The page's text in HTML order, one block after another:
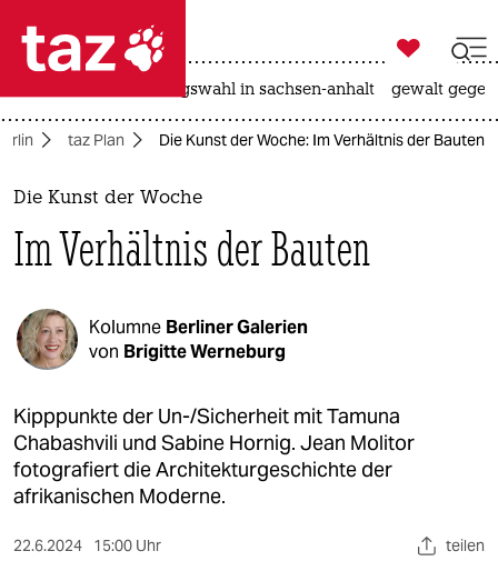
 taz zahl ich
taz zahl ich
themen
politik
öko
gesellschaft
kultur
sport
berlin
nord

taz zahl ich
landtagswahl in sachsen-anhalt gewalt
taz Plan Die Kunst der Woche: Im Verhältnis der Bauten
Die Kunst der Woche
Im Verhältnis der Bauten
Kolumne Berliner Galerien
von Brigitte Werneburg
Kipppunkte der Un-/Sicherheit mit Tamuna
Chabashvili und Sabine Hornig. Jean Molitor
fotografiert die Architekturgeschichte der
afrikanischen Moderne.
22.6.2024 15:00 Uhr teilen